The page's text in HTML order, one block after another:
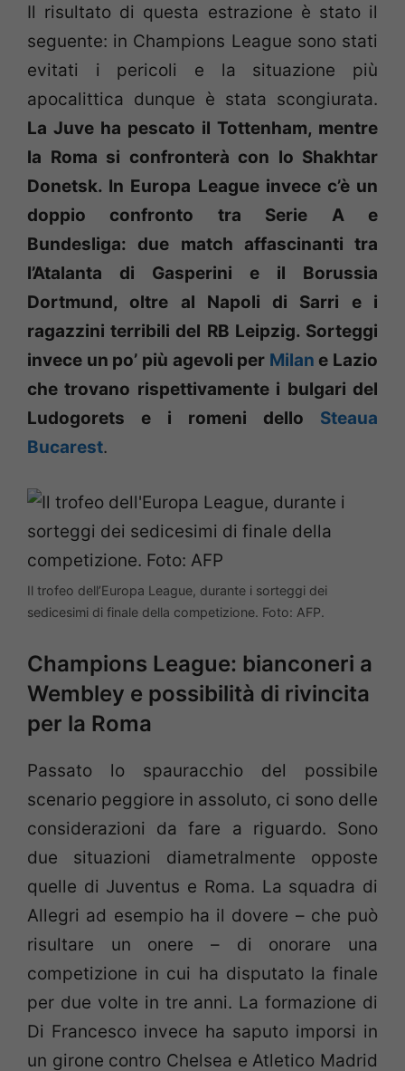
Il risultato di questa estrazione è stato il
seguente: in Champions League sono stati
evitati i pericoli e la situazione più
apocalittica dunque è stata scongiurata.
La Juve ha pescato il Tottenham, mentre
la Roma si confronterà con lo Shakhtar
Donetsk. In Europa League invece c’è un
doppio confronto tra Serie A e
Bundesliga: due match affascinanti tra
l’Atalanta di Gasperini e il Borussia
Dortmund, oltre al Napoli di Sarri e i
ragazzini terribili del RB Leipzig. Sorteggi
invece un po’ più agevoli per Milan e Lazio
che trovano rispettivamente i bulgari del
Ludogorets e i romeni dello Steaua
Bucarest.
Il trofeo dell’Europa League, durante i sorteggi dei
sedicesimi di finale della competizione. Foto: AFP.
Champions League: bianconeri a
Wembley e possibilità di rivincita
per la Roma
Passato lo spauracchio del possibile
scenario peggiore in assoluto, ci sono delle
considerazioni da fare a riguardo. Sono
due situazioni diametralmente opposte
quelle di Juventus e Roma. La squadra di
Allegri ad esempio ha il dovere – che può
risultare un onere – di onorare una
competizione in cui ha disputato la finale
per due volte in tre anni. La formazione di
Di Francesco invece ha saputo imporsi in
un girone contro Chelsea e Atletico Madrid